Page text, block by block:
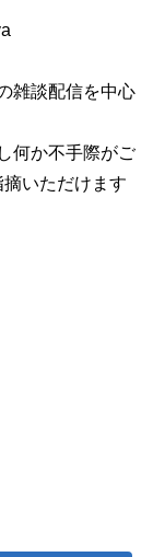
雑談配信を中心
何か不手際がご
いただけます